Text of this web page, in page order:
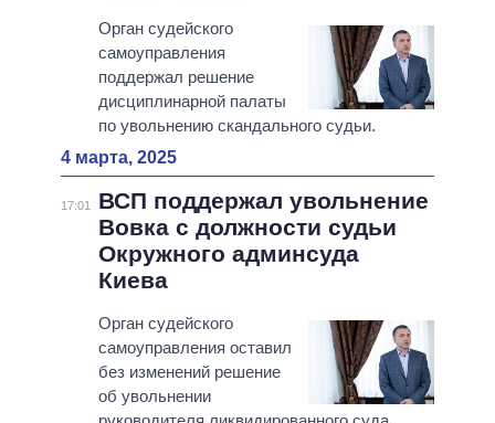
Орган судейского
самоуправления
поддержал решение
дисциплинарной палаты
по увольнению скандального судьи.
4 марта, 2025
17:01
ВСП поддержал увольнение
Вовка с должности судьи
Окружного админсуда
Киева
Орган судейского
самоуправления оставил
без изменений решение
об увольнении